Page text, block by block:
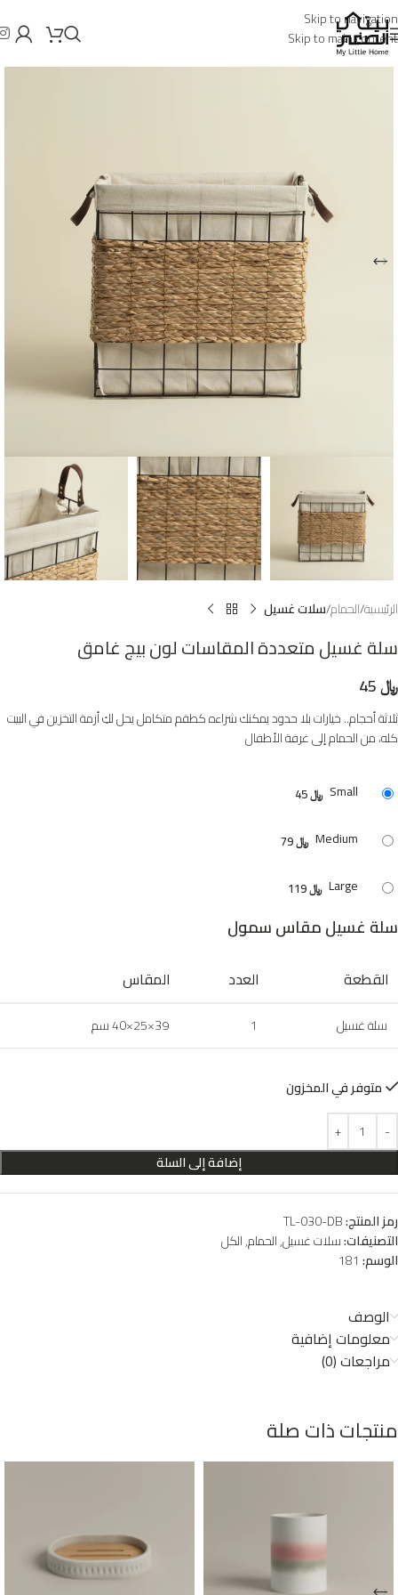
Skip to navigation
Skip to main content
الرئيسية الحمام سلات غسيل
سلة غسيل متعددة المقاسات لون بيج غامق
﷼
ثلاثة أحجام.. خيارات بلا حدود يمكنك شراءه كطقم متكامل يحل لكِ أزمة التخزين في البيت
كله، من الحمام إلى غرفة الأطفال
Small ﷼
Medium ﷼
Large ﷼
سلة غسيل مقاس سمول
القطعة العدد المقاس
سلة غسيل 1 39×25×40 سم
متوفر في المخزون
إضافة إلى السلة
رمز المنتج:TL-030-DB
التصنيفات:سلات غسيل,الحمام,الكل
الوسم: 181
الوصف
معلومات إضافية
مراجعات (0)
منتجات ذات صلة